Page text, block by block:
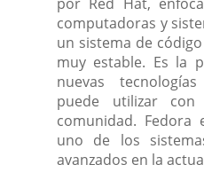
computadoras y
un sistema de
muy estable. Es la
nuevas
puede utilizar
comunidad. Fedora
uno de los
avanzados en la